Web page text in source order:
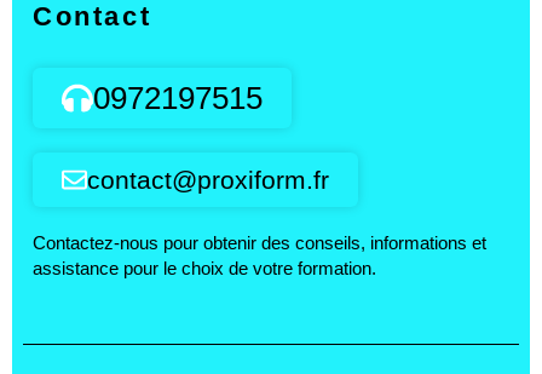
Contact
0972197515
contact@proxiform.fr
Contactez-nous pour obtenir des conseils, informations et
assistance pour le choix de votre formation.